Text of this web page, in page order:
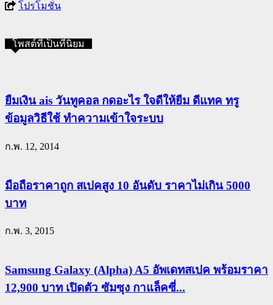
โปรโมชั่น
โพสต์ที่เป็นที่นิยม
ยืมเงิน ais วันทูคอล กดอะไร ใจดีให้ยืม ดีแทค ทรู
ข้อมูลวิธีใช้ ทำความเข้าใจระบบ
ก.พ. 12, 2014
มือถือราคาถูก สเปคสูง 10 อันดับ ราคาไม่เกิน 5000
บาท
ก.พ. 3, 2015
Samsung Galaxy (Alpha) A5 อัพเดทสเปค พร้อมราคา
12,900 บาท เปิดตัว ซัมซุง กาแล็คซี่...